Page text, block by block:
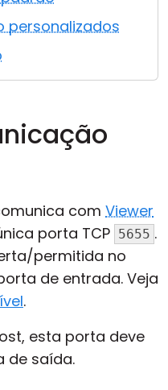
personalizados
com Viewer
porta TCP 5655 .
permitida no
de entrada. Veja
.
esta porta deve
de saída.